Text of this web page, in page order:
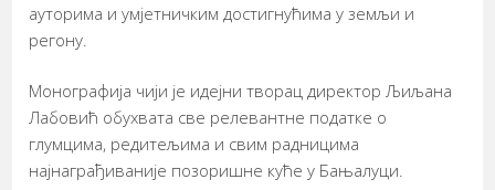
ауторима и умјетничким достигнућима у земљи и
регону.
Монографија чији је идејни творац директор Љиљана
Лабовић обухвата све релевантне податке о
глумцима, редитељима и свим радницима
најнаграђиваније позоришне куће у Бањалуци.